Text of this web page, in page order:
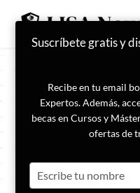
Suscríbete gratis y
Recibe en tu email
Expertos. Además,
becas en Cursos y
ofertas de
your